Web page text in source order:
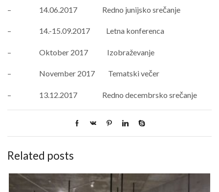
– 14.06.2017 Redno junijsko srečanje
– 14.-15.09.2017 Letna konferenca
– Oktober 2017 Izobraževanje
– November 2017 Tematski večer
– 13.12.2017 Redno decembrsko srečanje
Related posts